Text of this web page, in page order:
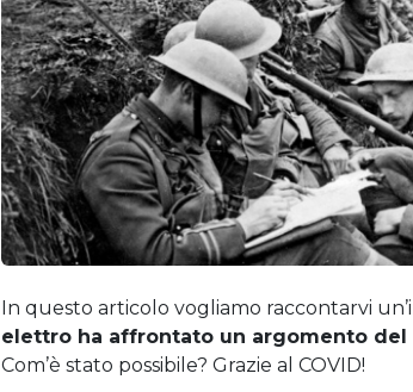
In questo articolo vogliamo raccontarvi
elettro ha affrontato un argomento
Com’è stato possibile? Grazie al COVID!